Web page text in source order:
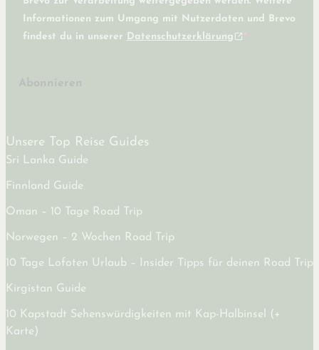
Informationen zum Umgang mit Nutzerdaten und Brevo
findest du in unserer Datenschutzerklärung
Unsere Top Reise Guides
Sri Lanka Guide
Finnland Guide
Oman – 10 Tage Road Trip
Norwegen – 2 Wochen Road Trip
10 Tage Lofoten Urlaub – Insider Tipps für deinen Road Trip
Kirgistan Guide
10 Kapstadt Sehenswürdigkeiten mit Kap-Halbinsel (+
Karte)